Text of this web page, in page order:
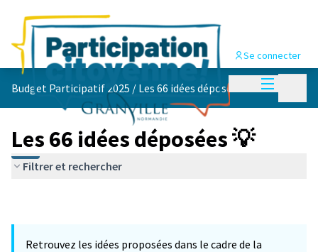
Menu
Se connecter
Budget Participatif 2025 / Les 66 idées déposées 💡
Les 66 idées déposées 💡
Filtrer et rechercher
Retrouvez les idées proposées dans le cadre de la